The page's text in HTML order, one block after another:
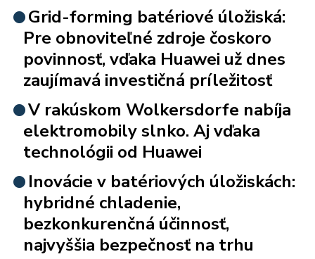
Grid-forming batériové úložiská:
Pre obnoviteľné zdroje čoskoro
povinnosť, vďaka Huawei už dnes
zaujímavá investičná príležitosť
V rakúskom Wolkersdorfe nabíja
elektromobily slnko. Aj vďaka
technológii od Huawei
Inovácie v batériových úložiskách:
hybridné chladenie,
bezkonkurenčná účinnosť,
najvyššia bezpečnosť na trhu